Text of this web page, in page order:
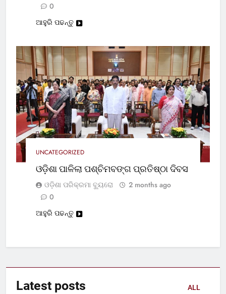
0
ଆହୁରି ପଢନ୍ତୁ
UNCATEGORIZED
ଓଡ଼ିଶା ପାଳିଲା ପଶ୍ଚିମବଙ୍ଗ ପ୍ରତିଷ୍ଠା ଦିବସ
ଓଡ଼ିଶା ପରିକ୍ରମା ବ୍ୟୁରୋ
2 months ago
0
ଆହୁରି ପଢନ୍ତୁ
Latest posts ALL